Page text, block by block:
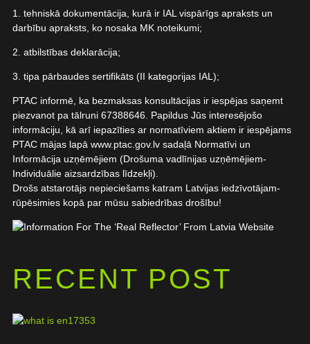
1. tehniskā dokumentācija, kurā ir IAL vispārīgs apraksts un
darbību apraksts, ko nosaka MK noteikumi;
2. atbilstības deklarācija;
3. tipa pārbaudes sertifikāts (II kategorijas IAL);
PTAC informē, ka bezmaksas konsultācijas ir iespējas saņemt
piezvanot pa tālruni 67388646. Papildus Jūs interesējošo
informāciju, kā arī iepazīties ar normatīviem aktiem ir iespējams
PTAC mājas lapā www.ptac.gov.lv sadaļā Normatīvi un
Informācija uzņēmējiem (Drošuma vadlīnijas uzņēmējiem-
Individuālie aizsardzības līdzekļi).
Drošs atstarotājs nepieciešams katram Latvijas iedzīvotājam-
rūpēsimies kopā par mūsu sabiedrības drošību!
RECENT POST